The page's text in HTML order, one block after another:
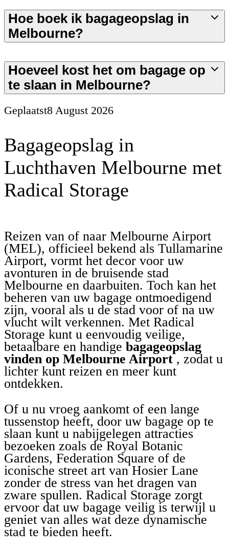
Hoe boek ik bagageopslag in
Melbourne?
Hoeveel kost het om bagage op
te slaan in Melbourne?
Geplaatst8 August 2026
Bagageopslag in
Luchthaven Melbourne met
Radical Storage
Reizen van of naar Melbourne Airport
(MEL), officieel bekend als Tullamarine
Airport, vormt het decor voor uw
avonturen in de bruisende stad
Melbourne en daarbuiten. Toch kan het
beheren van uw bagage ontmoedigend
zijn, vooral als u de stad voor of na uw
vlucht wilt verkennen. Met Radical
Storage kunt u eenvoudig veilige,
betaalbare en handige bagageopslag
vinden op Melbourne Airport, zodat u
lichter kunt reizen en meer kunt
ontdekken.
Of u nu vroeg aankomt of een lange
tussenstop heeft, door uw bagage op te
slaan kunt u nabijgelegen attracties
bezoeken zoals de Royal Botanic
Gardens, Federation Square of de
iconische street art van Hosier Lane
zonder de stress van het dragen van
zware spullen. Radical Storage zorgt
ervoor dat uw bagage veilig is terwijl u
geniet van alles wat deze dynamische
stad te bieden heeft.